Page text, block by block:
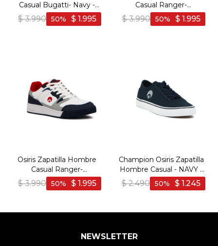
Casual Bugatti- Navy -
Marino
$ 3.990 $ 1.995
50
Casual Ranger-
Black/White - Negro-
Blanco
$ 3.990 $ 1.995
50
Osiris Zapatilla Hombre
Casual Ranger-
White/Navy - Blanco-
Marino
$ 3.990 $ 1.995
50
Champion Osiris Zapatilla
Hombre Casual - NAVY -
Marino
$ 2.490 $ 1.245
50
NEWSLETTER